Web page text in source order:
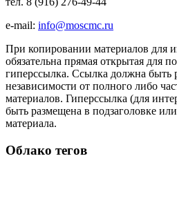
e-mail: info@moscmc.ru
При копировании материалов для
обязательна прямая открытая для
гиперссылка. Ссылка должна быть
независимости от полного либо
материалов. Гиперссылка (для
быть размещена в подзаголовке
материала.
Облако тегов